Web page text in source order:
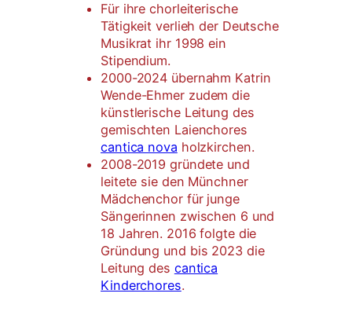
Für ihre chorleiterische
Tätigkeit verlieh der Deutsche
Musikrat ihr 1998 ein
Stipendium.
2000-2024 übernahm Katrin
Wende-Ehmer zudem die
künstlerische Leitung des
gemischten Laienchores
cantica nova holzkirchen.
2008-2019 gründete und
leitete sie den Münchner
Mädchenchor für junge
Sängerinnen zwischen 6 und
18 Jahren. 2016 folgte die
Gründung und bis 2023 die
Leitung des cantica
Kinderchores.